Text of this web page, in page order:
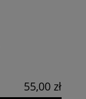
55,00 zł